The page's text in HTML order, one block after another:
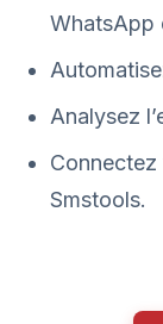
WhatsApp
Analysez
Connectez
Smstools.